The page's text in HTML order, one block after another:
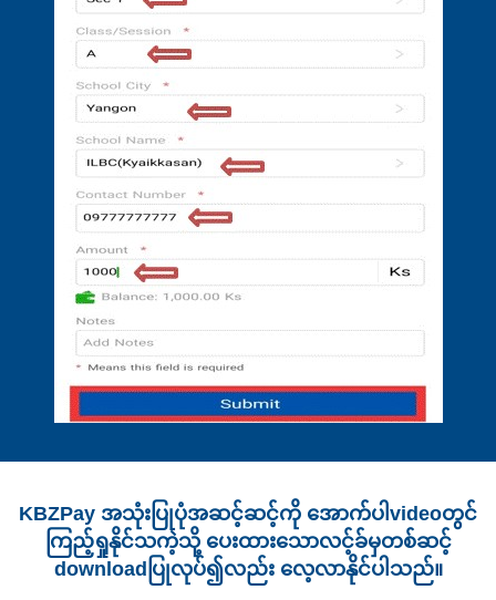
KBZPay အသုံးပြုပုံအဆင့်ဆင့်ကို အောက်ပါvideoတွင်
ကြည့်ရှုနိုင်သကဲ့သို့ ပေးထားသောလင့်ခ်မှတစ်ဆင့်
downloadပြုလုပ်၍လည်း လေ့လာနိုင်ပါသည်။